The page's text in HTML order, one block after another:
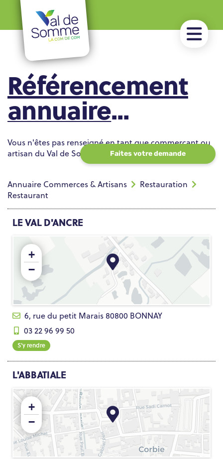
Référencement
annuaire
Commerces &
Artisans
Vous n'êtes pas renseigné en tant que commerçant ou
artisan du Val de Somme ?
Faites votre demande
Annuaire Commerces & Artisans
Restauration
Restaurant
LE VAL D'ANCRE
6, rue du petit Marais 80800 BONNAY
03 22 96 99 50
S'y rendre
+
−
L'ABBATIALE
+
−